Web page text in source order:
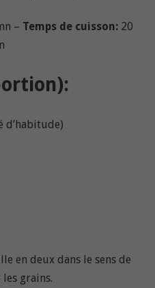
– Temps de cuisson: 20
d’habitude)
en deux dans le sens de
grains.